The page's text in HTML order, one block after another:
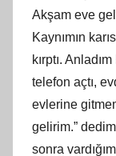
Akşam eve
Kaynımın
kırptı.
telefon açtı,
evlerine
gelirim.”
sonra